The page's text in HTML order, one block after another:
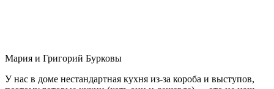
Мария и Григорий Бурковы
У нас в доме нестандартная кухня из-за короба и выступов,